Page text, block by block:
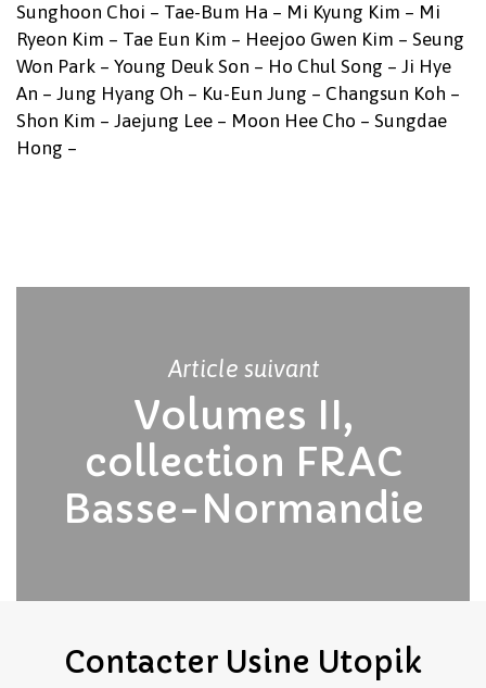
Votre panier est vide.
Revenir à l'Artotek
Sunghoon Choi – Tae-Bum Ha – Mi Kyung Kim – Mi
Ryeon Kim – Tae Eun Kim – Heejoo Gwen Kim – Seung
Won Park – Young Deuk Son – Ho Chul Song – Ji Hye
An – Jung Hyang Oh – Ku-Eun Jung – Changsun Koh –
Shon Kim – Jaejung Lee – Moon Hee Cho – Sungdae
Hong –
Article suivant
Volumes II,
collection FRAC
Basse-Normandie
Contacter Usine Utopik